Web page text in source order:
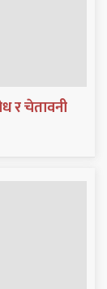
र चेतावनी